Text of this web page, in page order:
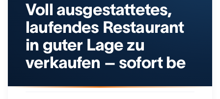
Voll ausgestattetes,
laufendes Restaurant
in guter Lage zu
verkaufen – sofort be